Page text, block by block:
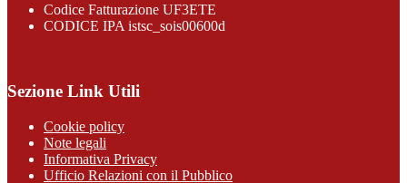
Codice Fatturazione UF3ETE
CODICE IPA istsc_sois00600d
Sezione Link Utili
Cookie policy
Note legali
Informativa Privacy
Ufficio Relazioni con il Pubblico